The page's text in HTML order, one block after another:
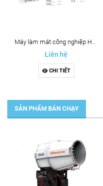
Máy làm mát công nghiệp HN35H
Liên hệ
CHI TIẾT
SẢN PHẨM BÁN CHẠY